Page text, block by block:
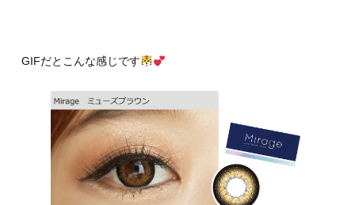
GIFだとこんな感じです